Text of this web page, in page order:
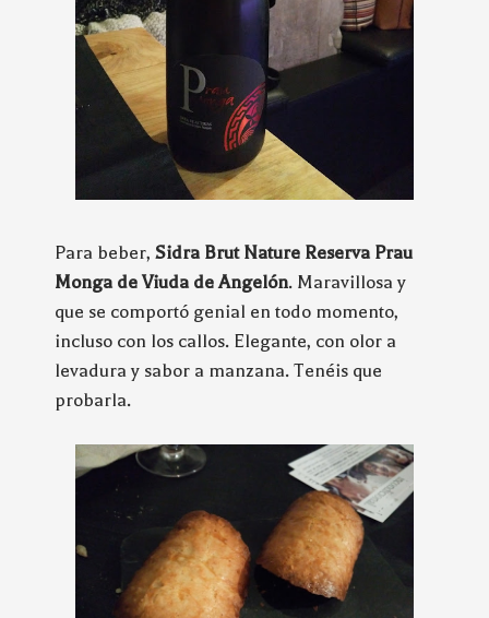
Para beber, Sidra Brut Nature Reserva Prau
Monga de Viuda de Angelón. Maravillosa y
que se comportó genial en todo momento,
incluso con los callos. Elegante, con olor a
levadura y sabor a manzana. Tenéis que
probarla.